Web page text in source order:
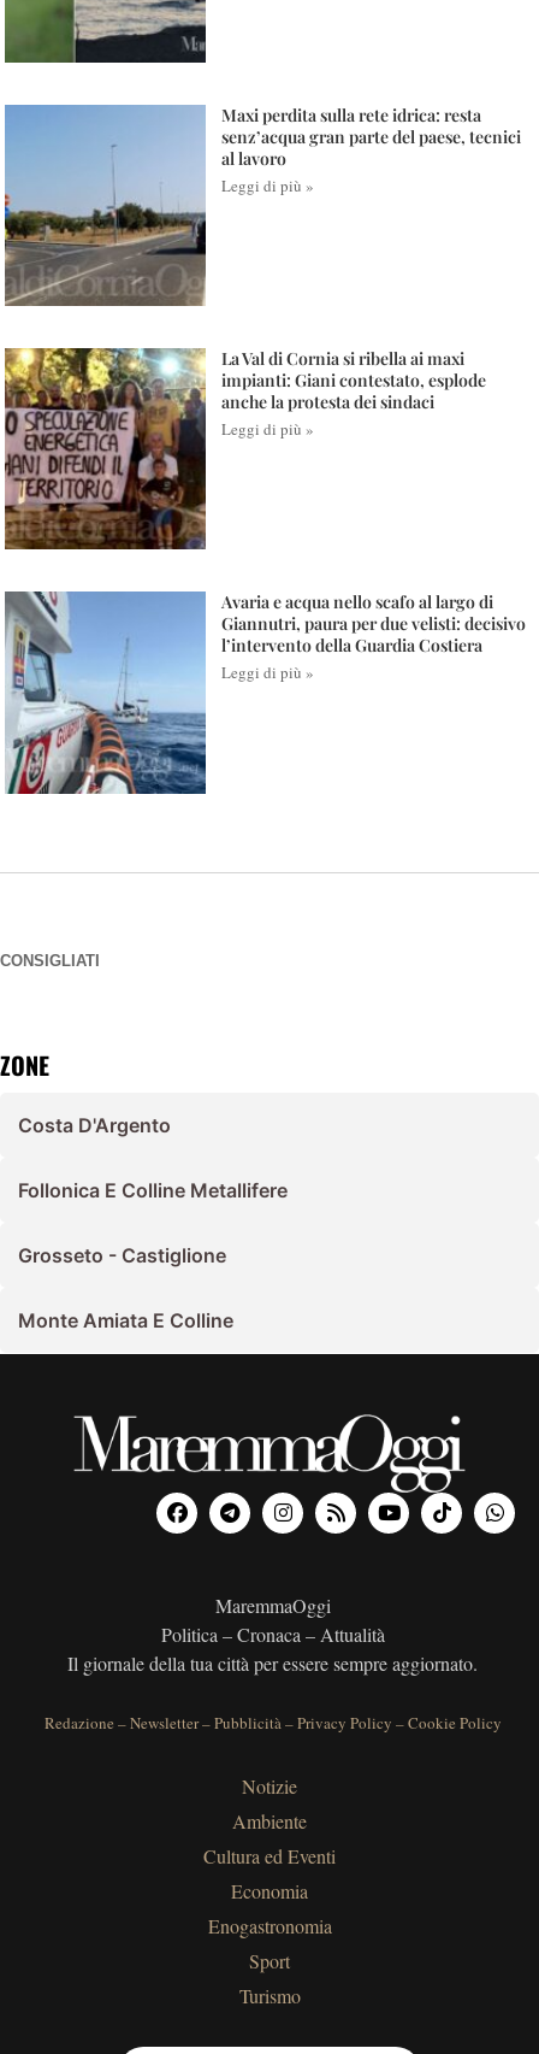
Maxi perdita sulla rete idrica: resta
senz’acqua gran parte del paese, tecnici
al lavoro
Leggi di più »
La Val di Cornia si ribella ai maxi
impianti: Giani contestato, esplode
anche la protesta dei sindaci
Leggi di più »
Avaria e acqua nello scafo al largo di
Giannutri, paura per due velisti: decisivo
l’intervento della Guardia Costiera
Leggi di più »
CONSIGLIATI
ZONE
Costa D'Argento
Follonica E Colline Metallifere
Grosseto - Castiglione
Monte Amiata E Colline
MaremmaOggi
Politica – Cronaca – Attualità
Il giornale della tua città per essere sempre aggiornato.
Redazione –Newsletter–Pubblicità –Privacy Policy –Cookie Policy
Notizie
Ambiente
Cultura ed Eventi
Economia
Enogastronomia
Sport
Turismo